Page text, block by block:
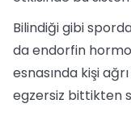
Bilindiği gibi
da endorfin
esnasında kişi
egzersiz bittikten